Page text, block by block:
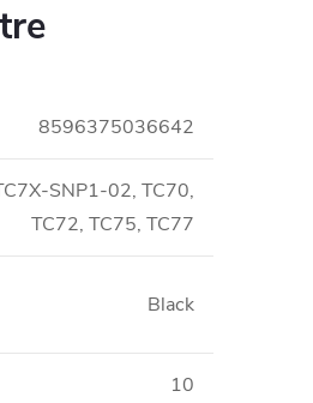
8596375036642
SNP1-02, TC70,
TC72, TC75, TC77
Black
10